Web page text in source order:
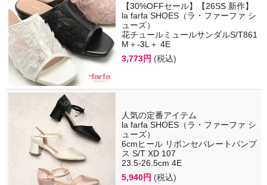
【30%OFFセール】【26SS 新作】
la farfa SHOES（ラ・ファーファ シ
ューズ）
花チュールミュールサンダルS/T861
M＋-3L＋ 4E
3,773円 (税込)
人気の定番アイテム
la farfa SHOES（ラ・ファーファ シ
ューズ）
6cmヒール リボンセパレートパンプ
ス S/T XD 107
23.5-26.5cm 4E
5,940円 (税込)